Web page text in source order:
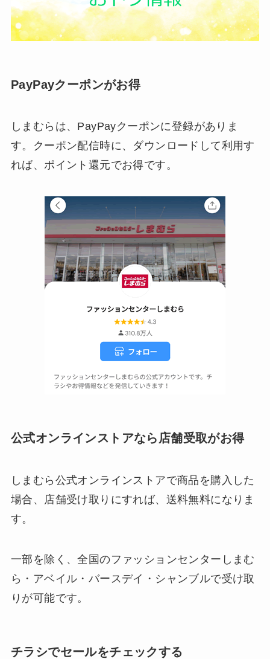
PayPayクーポンがお得
しまむらは、PayPayクーポンに登録がありま
す。クーポン配信時に、ダウンロードして利用す
れば、ポイント還元でお得です。
公式オンラインストアなら店舗受取がお得
しまむら公式オンラインストアで商品を購入した
場合、店舗受け取りにすれば、送料無料になりま
す。
一部を除く、全国のファッションセンターしまむ
ら・アベイル・バースデイ・シャンブルで受け取
りが可能です。
チラシでセールをチェックする